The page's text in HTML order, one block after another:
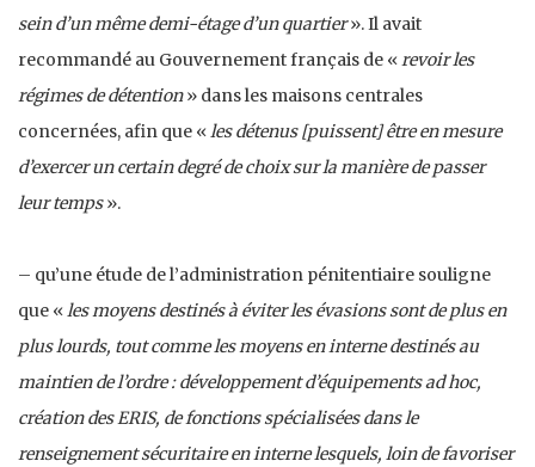
sein d’un même demi-étage d’un quartier». Il avait
recommandé au Gouvernement français de « revoir les
régimes de détention» dans les maisons centrales
concernées, afin que « les détenus [puissent] être en mesure
d’exercer un certain degré de choix sur la manière de passer
leur temps».
– qu’une étude de l’administration pénitentiaire souligne
que « les moyens destinés à éviter les évasions sont de plus en
plus lourds, tout comme les moyens en interne destinés au
maintien de l’ordre : développement d’équipements ad hoc,
création des ERIS, de fonctions spécialisées dans le
renseignement sécuritaire en interne lesquels, loin de favoriser